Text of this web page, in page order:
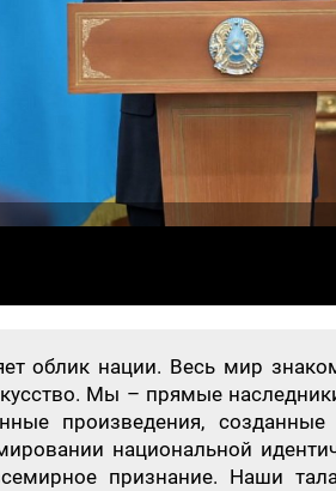
облик нации. Весь мир
Мы – прямые
произведения,
национальной
признание. Наши